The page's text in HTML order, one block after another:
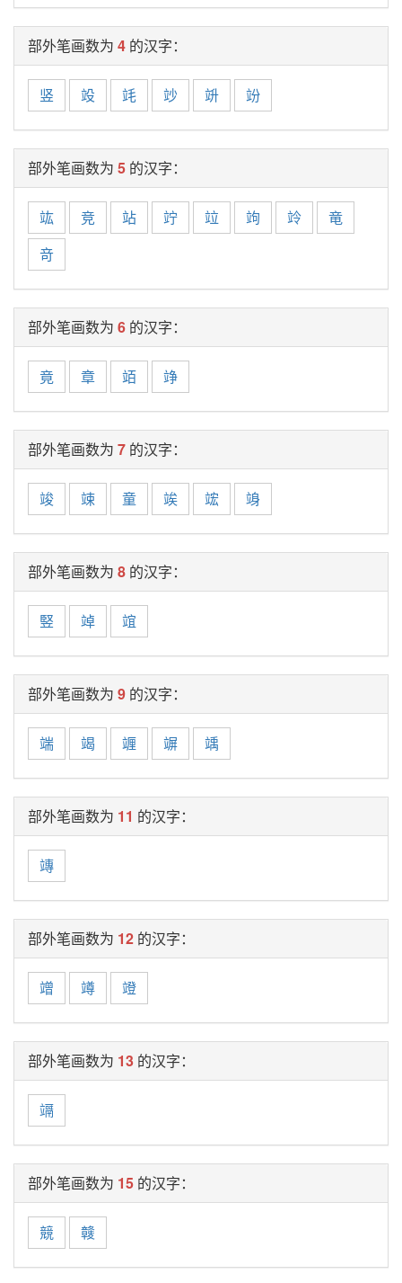
部外笔画数为 4 的汉字：
竖 竐 竓 竗 竔 竕
部外笔画数为 5 的汉字：
竑 竞 站 竚 竝 竘 竛
竜
竒
部外笔画数为 6 的汉字：
竟 章 竡 竫
部外笔画数为 7 的汉字：
竣 竦 童 竢 竤 竧
部外笔画数为 8 的汉字：
竪 竨 竩
部外笔画数为 9 的汉字：
端 竭 竰 竮 竬
部外笔画数为 11 的汉字：
竱
部外笔画数为 12 的汉字：
竲 竴 竳
部外笔画数为 13 的汉字：
竵
部外笔画数为 15 的汉字：
競 竷